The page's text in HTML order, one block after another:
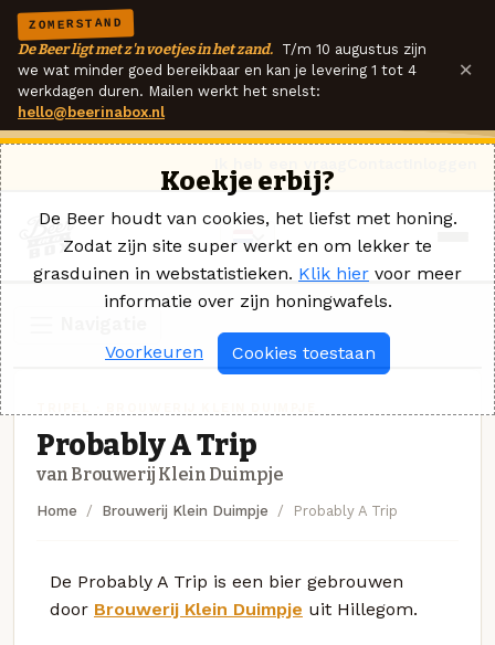
ZOMERSTAND
De Beer ligt met z'n voetjes in het zand. T/m 10 augustus zijn
we wat minder goed bereikbaar en kan je levering 1 tot 4
werkdagen duren. Mailen werkt het snelst:
hello@beerinabox.nl
×
Probably A Trip
van Brouwerij Klein Duimpje
Home Brouwerij Klein Duimpje Probably A Trip
De Probably A Trip is een bier gebrouwen
door Brouwerij Klein Duimpje uit Hillegom.
Koekje erbij?
De Beer houdt van cookies, het liefst met honing.
Zodat zijn site super werkt en om lekker te
grasduinen in webstatistieken. Klik hier voor meer
informatie over zijn honingwafels.
Voorkeuren Cookies toestaan